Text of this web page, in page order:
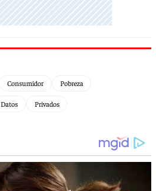
Consumidor Pobreza
Datos Privados